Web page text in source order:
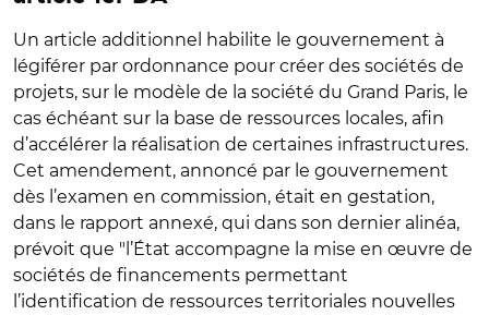
Un article additionnel habilite le gouvernement à
légiférer par ordonnance pour créer des sociétés de
projets, sur le modèle de la société du Grand Paris, le
cas échéant sur la base de ressources locales, afin
d’accélérer la réalisation de certaines infrastructures.
Cet amendement, annoncé par le gouvernement
dès l’examen en commission, était en gestation,
dans le rapport annexé, qui dans son dernier alinéa,
prévoit que "l’État accompagne la mise en œuvre de
sociétés de financements permettant
l’identification de ressources territoriales nouvelles